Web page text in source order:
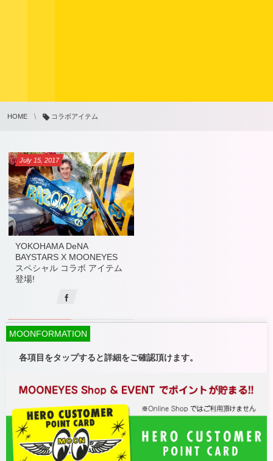
HOME コラボアイテム
July 15,2017
YOKOHAMA DeNA
BAYSTARS X MOONEYES
スペシャル コラボ アイテム
登場!
MOONFORMATION
各項目をタップすると詳細をご確認頂けます。